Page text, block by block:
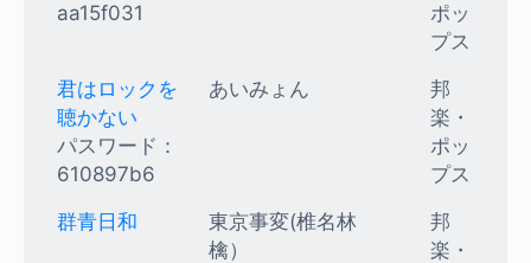
aa15f031
ポッ
プス
君はロックを
聴かない
パスワード：
610897b6
あいみょん
邦
楽・
ポッ
プス
群青日和
東京事変(椎名林
檎）
邦
楽・